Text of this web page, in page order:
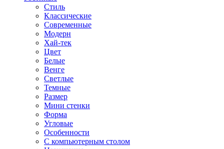
Стиль
Классические
Современные
Модерн
Хай-тек
Цвет
Белые
Венге
Светлые
Темные
Размер
Мини стенки
Форма
Угловые
Особенности
С компьютерным столом